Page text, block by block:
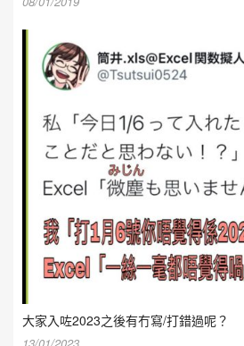
大家入咗2023之後有冇寫/打錯過呢？
13/01/2023